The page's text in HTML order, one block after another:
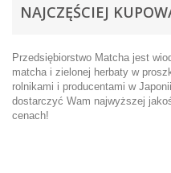
NAJCZĘŚCIEJ
Przedsiębiorstwo Matcha jest
matcha i zielonej herbaty w
rolnikami i producentami w
dostarczyć Wam najwyższej
cenach!